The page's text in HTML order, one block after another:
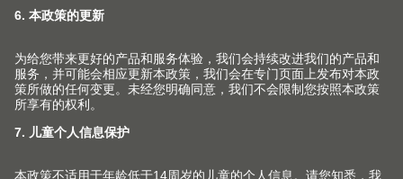
201700 上海市 CHINA
+86 21 3920 3355
© Copyright (2026) Julius Blum GmbH. 优利思